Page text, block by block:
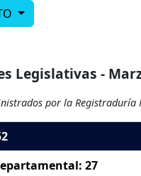
Legislativas -
por la Registraduría
27